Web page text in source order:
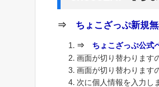
⇒ ちょこざっぷ新規
⇒ ちょこざっぷ公式
画面が切り替わります
画面が切り替わります
次に個人情報を入力し